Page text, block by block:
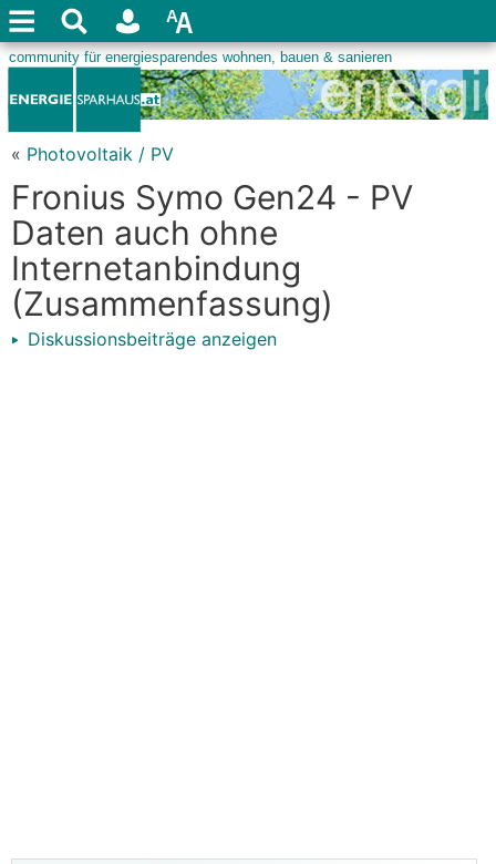
« Photovoltaik / PV
Fronius Symo Gen24 - PV
Daten auch ohne
Internetanbindung
(Zusammenfassung)
Diskussionsbeiträge anzeigen